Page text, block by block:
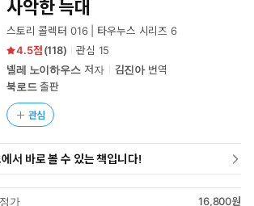
사악한 늑대
스토리 콜렉터 016 | 타우누스 시리즈 6
4.5
(118) 관심 15
넬레 노이하우스저자 김진아번역
북로드 출판
관심
서 바로 볼 수 있는 책입니다!
가
16,800원